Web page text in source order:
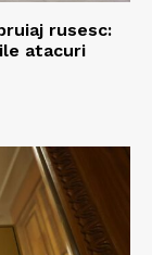
rusesc:
atacuri